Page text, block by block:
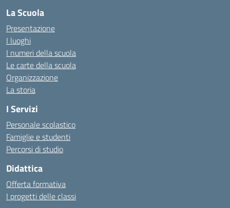
La Scuola
Presentazione
I luoghi
I numeri della scuola
Le carte della scuola
Organizzazione
La storia
I Servizi
Personale scolastico
Famiglie e studenti
Percorsi di studio
Didattica
Offerta formativa
I progetti delle classi